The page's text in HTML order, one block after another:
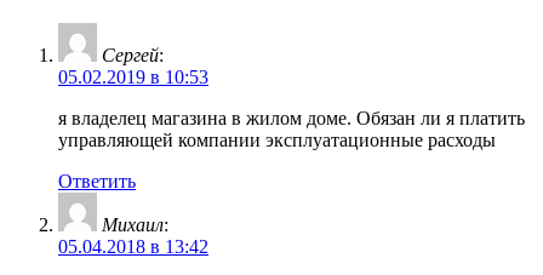
Сергей:
05.02.2019 в 10:53
я владелец магазина в жилом доме. Обязан ли я платить
управляющей компании эксплуатационные расходы
Ответить
Михаил:
05.04.2018 в 13:42